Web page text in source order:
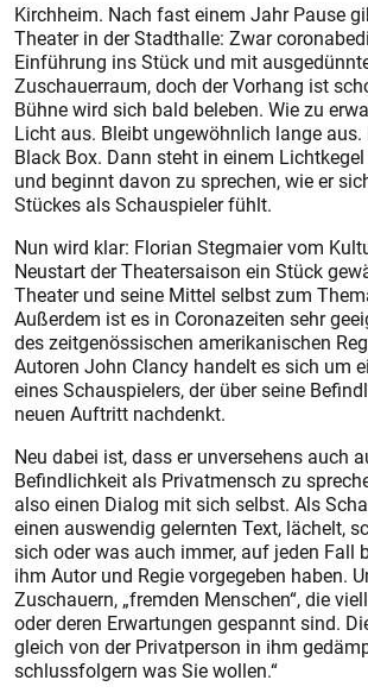
Kirchheim. Nach fast einem Jahr Pause
Theater in der Stadthalle: Zwar
Einführung ins Stück und mit
Zuschauerraum, doch der Vorhang ist
Bühne wird sich bald beleben. Wie zu
Licht aus. Bleibt ungewöhnlich lange
Black Box. Dann steht in einem
und beginnt davon zu sprechen, wie er
Stückes als Schauspieler fühlt.
Nun wird klar: Florian Stegmaier vom
Neustart der Theatersaison ein Stück
Theater und seine Mittel selbst zum
Außerdem ist es in Coronazeiten sehr
des zeitgenössischen amerikanischen
Autoren John Clancy handelt es sich um
eines Schauspielers, der über seine
neuen Auftritt nachdenkt.
Neu dabei ist, dass er unversehens auch
Befindlichkeit als Privatmensch zu
also einen Dialog mit sich selbst. Als
einen auswendig gelernten Text, lächelt,
sich oder was auch immer, auf jeden Fall
ihm Autor und Regie vorgegeben haben.
Zuschauern, „fremden Menschen“, die
oder deren Erwartungen gespannt sind.
gleich von der Privatperson in ihm
schlussfolgern was Sie wollen.“